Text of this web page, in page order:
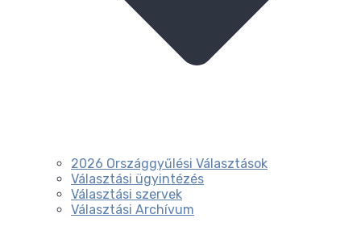
2026 Országgyűlési Választások
Választási ügyintézés
Választási szervek
Választási Archívum